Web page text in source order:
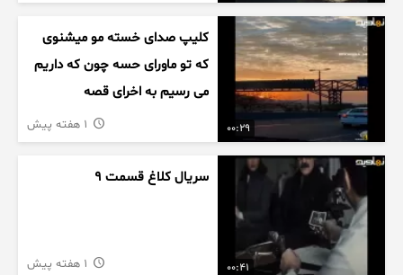
00:29
کلیپ صدای خسته مو میشنوی
که تو ماورای حسه چون که داریم
می رسیم به اخرای قصه
00:41
سریال کلاغ قسمت 9